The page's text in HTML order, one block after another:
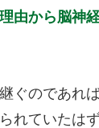
由から脳神
ぐのであれ
れていたは